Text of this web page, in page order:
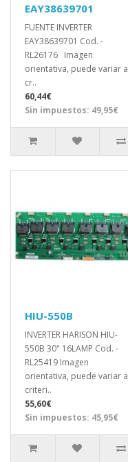
EAY38639701
FUENTE INVERTER
EAY38639701 Cod. -
RL26176 Imagen
orientativa, puede variar a
cr..
60,44€
Sin impuestos: 49,95€
HIU-550B
INVERTER HARISON HIU-
550B 30" 16LAMP Cod. -
RL25419 Imagen
orientativa, puede variar a
criteri..
55,60€
Sin impuestos: 45,95€